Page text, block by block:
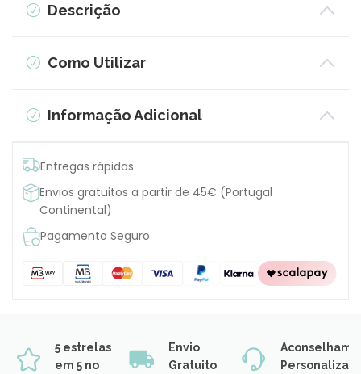
Descrição
Como Utilizar
Informação Adicional
Entregas rápidas
Envios gratuitos a partir de 45€ (Portugal
Continental)
Pagamento Seguro
5 estrelas
em 5 no
Envio
Gratuito